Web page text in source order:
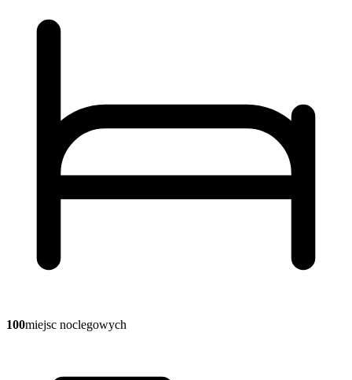
100miejsc noclegowych